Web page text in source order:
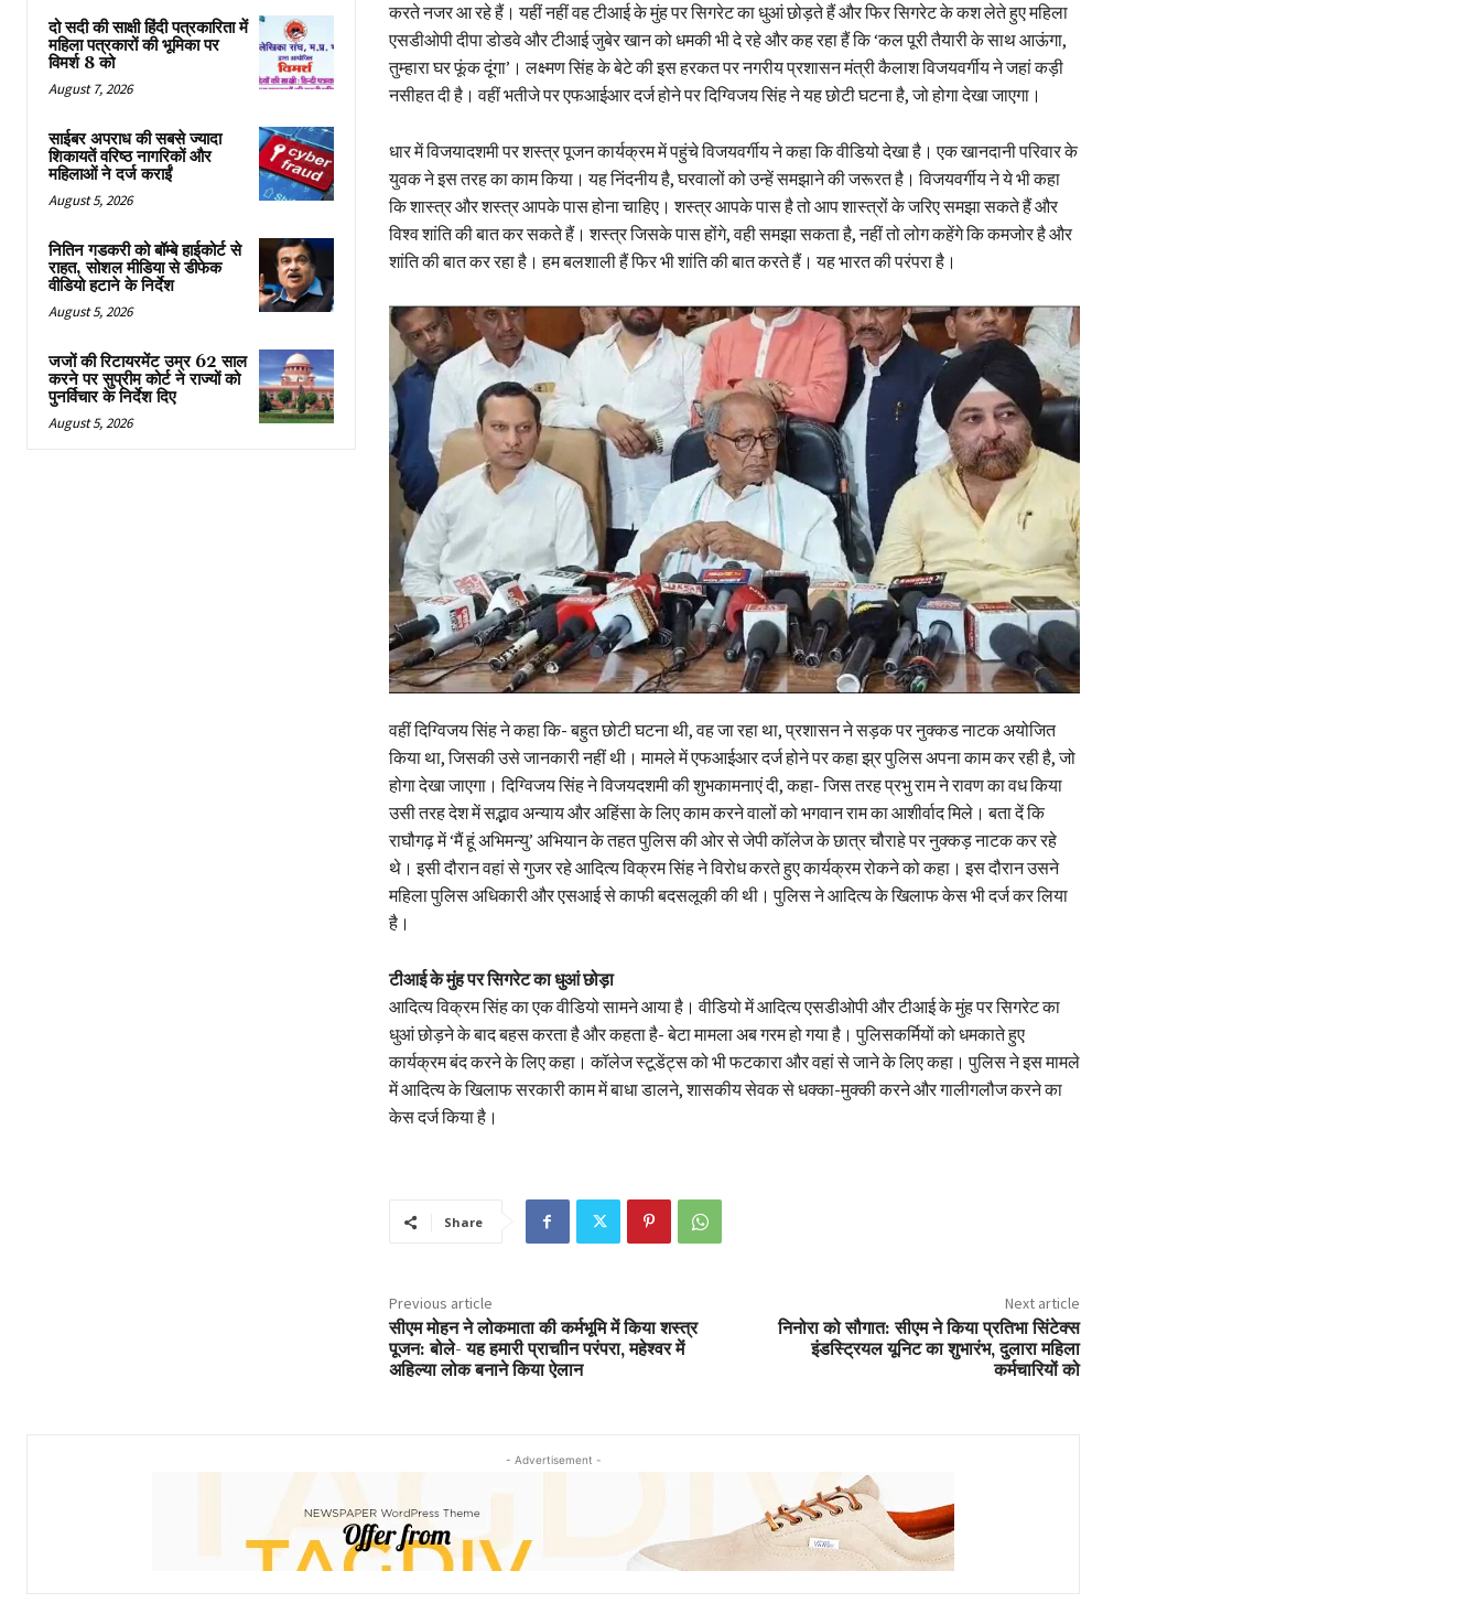
दो सदी की साक्षी हिंदी पत्रकारिता में
महिला पत्रकारों की भूमिका पर
विमर्श 8 को
August 7, 2026
साईबर अपराध की सबसे ज्यादा
शिकायतें वरिष्ठ नागरिकों और
महिलाओं ने दर्ज कराईं
August 5, 2026
नितिन गडकरी को बॉम्बे हाईकोर्ट से
राहत, सोशल मीडिया से डीफेक
वीडियो हटाने के निर्देश
August 5, 2026
जजों की रिटायरमेंट उम्र 62 साल
करने पर सुप्रीम कोर्ट ने राज्यों को
पुनर्विचार के निर्देश दिए
August 5, 2026
करते नजर आ रहे हैं। यहीं नहीं वह टीआई के मुंह पर सिगरेट का धुआं छोड़ते हैं और फिर सिगरेट के कश लेते हुए महिला
एसडीओपी दीपा डोडवे और टीआई जुबेर खान को धमकी भी दे रहे और कह रहा हैं कि ‘कल पूरी तैयारी के साथ आऊंगा,
तुम्हारा घर फूंक दूंगा’। लक्ष्मण सिंह के बेटे की इस हरकत पर नगरीय प्रशासन मंत्री कैलाश विजयवर्गीय ने जहां कड़ी
नसीहत दी है। वहीं भतीजे पर एफआईआर दर्ज होने पर दिग्विजय सिंह ने यह छोटी घटना है, जो होगा देखा जाएगा।
धार में विजयादशमी पर शस्त्र पूजन कार्यक्रम में पहुंचे विजयवर्गीय ने कहा कि वीडियो देखा है। एक खानदानी परिवार के
युवक ने इस तरह का काम किया। यह निंदनीय है, घरवालों को उन्हें समझाने की जरूरत है। विजयवर्गीय ने ये भी कहा
कि शास्त्र और शस्त्र आपके पास होना चाहिए। शस्त्र आपके पास है तो आप शास्त्रों के जरिए समझा सकते हैं और
विश्व शांति की बात कर सकते हैं। शस्त्र जिसके पास होंगे, वही समझा सकता है, नहीं तो लोग कहेंगे कि कमजोर है और
शांति की बात कर रहा है। हम बलशाली हैं फिर भी शांति की बात करते हैं। यह भारत की परंपरा है।
वहीं दिग्विजय सिंह ने कहा कि- बहुत छोटी घटना थी, वह जा रहा था, प्रशासन ने सड़क पर नुक्कड नाटक अयोजित
किया था, जिसकी उसे जानकारी नहीं थी। मामले में एफआईआर दर्ज होने पर कहा झ्र पुलिस अपना काम कर रही है, जो
होगा देखा जाएगा। दिग्विजय सिंह ने विजयदशमी की शुभकामनाएं दी, कहा- जिस तरह प्रभु राम ने रावण का वध किया
उसी तरह देश में सद्भाव अन्याय और अहिंसा के लिए काम करने वालों को भगवान राम का आशीर्वाद मिले। बता दें कि
राघौगढ़ में ‘मैं हूं अभिमन्यु’ अभियान के तहत पुलिस की ओर से जेपी कॉलेज के छात्र चौराहे पर नुक्कड़ नाटक कर रहे
थे। इसी दौरान वहां से गुजर रहे आदित्य विक्रम सिंह ने विरोध करते हुए कार्यक्रम रोकने को कहा। इस दौरान उसने
महिला पुलिस अधिकारी और एसआई से काफी बदसलूकी की थी। पुलिस ने आदित्य के खिलाफ केस भी दर्ज कर लिया
है।
टीआई के मुंह पर सिगरेट का धुआं छोड़ा
आदित्य विक्रम सिंह का एक वीडियो सामने आया है। वीडियो में आदित्य एसडीओपी और टीआई के मुंह पर सिगरेट का
धुआं छोड़ने के बाद बहस करता है और कहता है- बेटा मामला अब गरम हो गया है। पुलिसकर्मियों को धमकाते हुए
कार्यक्रम बंद करने के लिए कहा। कॉलेज स्टूडेंट्स को भी फटकारा और वहां से जाने के लिए कहा। पुलिस ने इस मामले
में आदित्य के खिलाफ सरकारी काम में बाधा डालने, शासकीय सेवक से धक्का-मुक्की करने और गालीगलौज करने का
केस दर्ज किया है।
Share
Previous article
सीएम मोहन ने लोकमाता की कर्मभूमि में किया शस्त्र
पूजन: बोले- यह हमारी प्राचाीन परंपरा, महेश्वर में
अहिल्या लोक बनाने किया ऐलान
Next article
निनोरा को सौगात: सीएम ने किया प्रतिभा सिंटेक्स
इंडस्ट्रियल यूनिट का शुभारंभ, दुलारा महिला
कर्मचारियों को
- Advertisement -